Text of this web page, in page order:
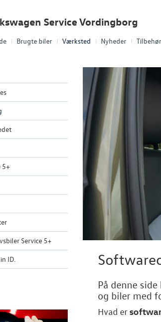
Brugte biler Værksted Nyheder Tilbehør
Service Vordingborg
5+
Service 5+
ID.
På denne
og biler med
Hvad er